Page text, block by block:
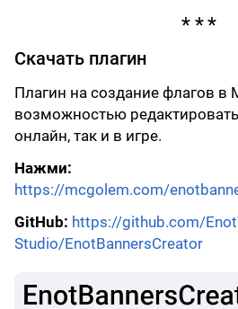
Скачать плагин
Плагин на создание флагов в
возможностью
онлайн, так и в игре.
Нажми:
https://mcgolem.com/
GitHub: https://github.com/
Studio/EnotBannersCreator